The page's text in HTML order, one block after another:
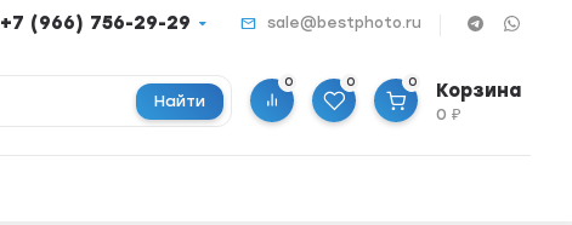
+7 (966) 756-29-29 sale@bestphoto.ru
Найти
0 0 0 Корзина
0₽